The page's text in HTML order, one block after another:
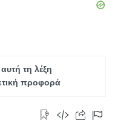
τη λέξη
προφορά